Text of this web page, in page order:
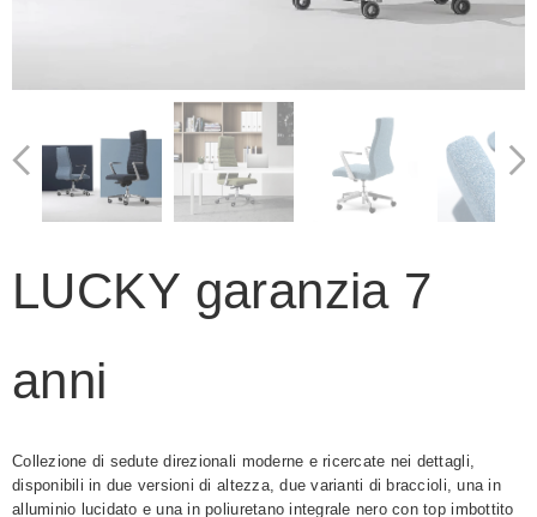
LUCKY garanzia 7
anni
Collezione di sedute direzionali moderne e ricercate nei dettagli,
disponibili in due versioni di altezza, due varianti di braccioli, una in
alluminio lucidato e una in poliuretano integrale nero con top imbottito